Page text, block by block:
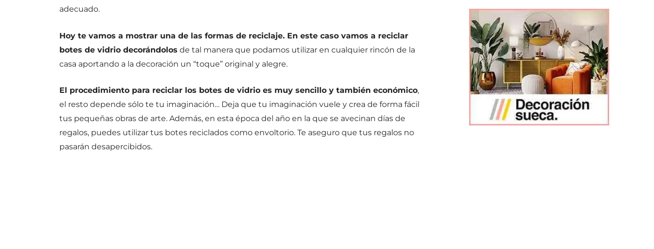
adecuado.
Hoy te vamos a mostrar una de las formas de reciclaje. En este caso vamos a reciclar
botes de vidrio decorándolos de tal manera que podamos utilizar en cualquier rincón de la
casa aportando a la decoración un “toque” original y alegre.
El procedimiento para reciclar los botes de vidrio es muy sencillo y también económico,
el resto depende sólo te tu imaginación… Deja que tu imaginación vuele y crea de forma fácil
tus pequeñas obras de arte. Además, en esta época del año en la que se avecinan días de
regalos, puedes utilizar tus botes reciclados como envoltorio. Te aseguro que tus regalos no
pasarán desapercibidos.